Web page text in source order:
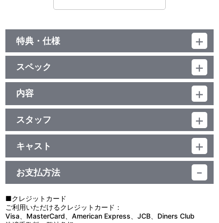
特典・仕様
特典
●ライナーノート（16P)
映像特典
●特報、劇場予告、TVスポット（2種）
●＜音声特典＞ オーディオコメンタリー
１）キャスト編 神谷浩史（クオン役）、白石涼子（ユリ役）
２）スタッフ編 根元歳三（シリーズ構成）、武半慎吾（コンセプ
チュアルデザイン）、渡辺マコト（プロデューサー）
他、仕様
●ジャケットイラストはキャラクターデザイン・川元利浩の描き下
スペック
品番：BCXA-0361
ジャンル：オリジナルアニメ
(本編47分＋映像特典3分)／DTS-HD Master Audio(5.1ch)・ﾘﾆｱ
PCM(ｽﾃﾚｵ)・ｵｰﾃﾞｨｵｺﾒﾝﾀﾘｰのみDTS(ｽﾃﾚｵ)／AVC／BD25G／
16:9<1080p High Definition>・一部16:9<1080i High Definition>
※映像特典は、1080i High Definitionの画面が一部あります。／カ
ラー／確50分／6巻
内容
制作年度：2011年
【第一章収録】
■第一章「泡沫の花弁」
近未来の東京――。ベスティアと呼ばれる特殊能力に目覚めた少
年少女が確認されるようになっていた。自らの能力に飲み込まれ、
暴走するそんなベスティアたち。そのベスティアを人知れず鎮圧す
るためのサイボーグ部隊を擁するクーストースが暗躍する。
ある夜、ベスティアの少年が追いつめられた時、獣のようなベス
サニアと呼ばれ、クーストースがかねてから狙っている謎のベステ
ィアだった。
翌朝、ベスティアの少年――ユーマは目を覚ます。そこはファン
スタッフ
第一章 脚本：根元歳三／絵コンテ：もりたけし／演出：原口 浩／
作画監督：川元利浩・吉岡 毅・藤田しげる
監督：飯田馬之介／キャラクターデザイン・アニメーションディレ
クター：川元利浩／協力監督：もりたけし／シリーズ構成：根元歳
三／コンセプチュアルデザイン：武半慎吾・出渕 裕／ベスティアデ
ークス：斎藤恒徳・吉岡 毅・片貝文洋・鎌田 誠／アクション監
修：中村 豊／色彩設計：水田信子／美術監督：根本邦明（草薙）／
撮影監督：福士 享・木村俊也（T2 Studio）／3D・CG制作・モニ
キャスト
クオン：神谷浩史／ユリ：白石涼子／テイ：名塚佳織／神無月：大
川 透／キリ：早見沙織／タカオ：入野自由／ミウ：小見川千明／リ
ョウ：鈴木達央／ユーマ：小松未可子／イプシロン（風見 瞬）：鳥
田譲治／上代：三木眞一郎
お支払方法
■クレジットカード
ご利用いただけるクレジットカード：
Visa、MasterCard、American Express、JCB、Diners Club